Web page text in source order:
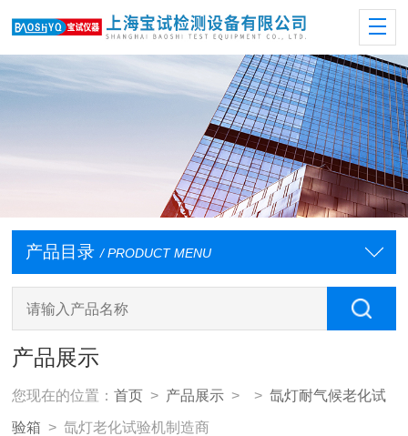
产品目录 / PRODUCT MENU
产品展示
您现在的位置：首页 > 产品展示 > >氙灯耐气候老化试
验箱 > 氙灯老化试验机制造商